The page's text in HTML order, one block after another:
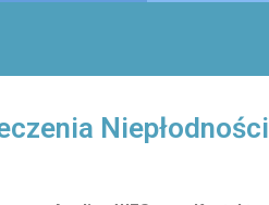
Niepłodności